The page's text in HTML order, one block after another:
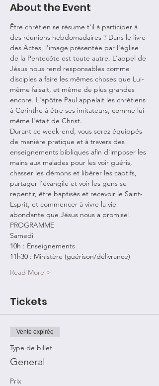
About the Event
Être chrétien se résume t'il à participer à
des réunions hebdomadaires ? Dans le livre
des Actes, l'image présentée par l'église
de la Pentecôte est toute autre. L'appel de
Jésus nous rend responsables comme
disciples a faire les mêmes choses que Lui-
même faisait, et même de plus grandes
encore. L'apôtre Paul appelait les chrétiens
à Corinthe à être ses imitateurs, comme lui-
même l'était de Christ.
Durant ce week-end, vous serez équippés
de manière pratique et à travers des
enseignements bibliques afin d'imposer les
mains aux malades pour les voir guéris,
chasser les démons et libérer les captifs,
partager l'évangile et voir les gens se
repentir, être baptisés et recevoir le Saint-
Esprit, et commencer à vivre la vie
abondante que Jésus nous a promise!
PROGRAMME
Samedi
10h : Enseignements
11h30 : Ministère (guérison/délivrance)
Read More >
Tickets
Vente expirée
Type de billet
General
Prix